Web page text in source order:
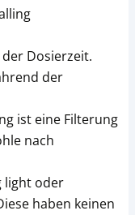
Dosierzeit.
der
ist eine Filterung
nach
light oder
haben keinen